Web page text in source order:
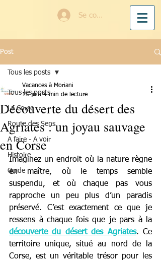
Se connecter
Post
Tous les posts
La Corse
Route des Sens
A faire - A voir
Histoire
Guide
Tous les posts
Découverte du désert des
Agriates : un joyau sauvage
en Corse
Vacances à Moriani
15 juin 4 min de lecture
Imaginez un endroit où la nature règne
en maître, où le temps semble
suspendu, et où chaque pas vous
rapproche un peu plus d’un paradis
préservé. C’est exactement ce que je
découverte du désert des Agriates. Ce
territoire unique, situé au nord de la
Corse, est un véritable trésor pour les